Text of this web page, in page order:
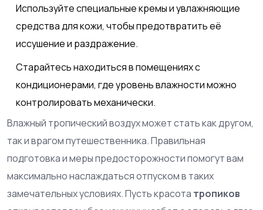
Используйте специальные кремы и увлажняющие
средства для кожи, чтобы предотвратить её
иссушение и раздражение.
Старайтесь находиться в помещениях с
кондиционерами, где уровень влажности можно
контролировать механически.
Влажный тропический воздух может стать как другом,
так и врагом путешественника. Правильная
подготовка и меры предосторожности помогут вам
максимально наслаждаться отпуском в таких
замечательных условиях. Пусть красота тропиков